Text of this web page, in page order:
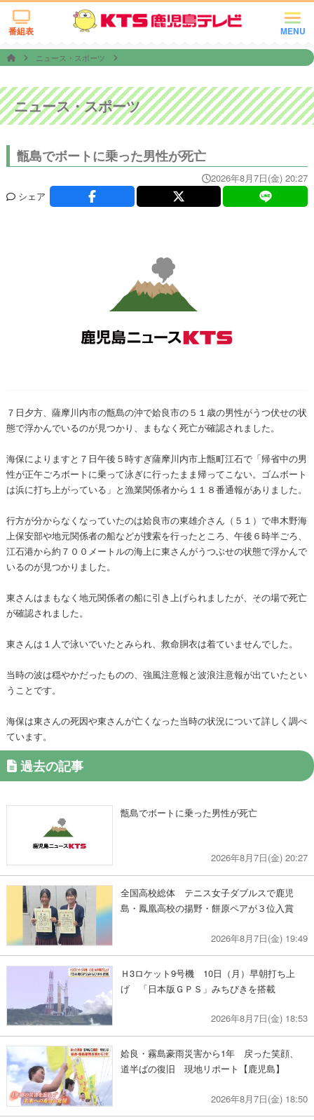
MENU
番組表
ニュース・スポーツ
ニュース・スポーツ
甑島でボートに乗った男性が死亡
2026年8月7日(金) 20:27
シェア
７日夕方、薩摩川内市の甑島の沖で姶良市の５１歳の男性がうつ伏せの状
態で浮かんでいるのが見つかり、まもなく死亡が確認されました。
海保によりますと７日午後５時すぎ薩摩川内市上甑町江石で「帰省中の男
性が正午ごろボートに乗って泳ぎに行ったまま帰ってこない。ゴムボート
は浜に打ち上がっている」と漁業関係者から１１８番通報がありました。
行方が分からなくなっていたのは姶良市の東雄介さん（５１）で串木野海
上保安部や地元関係者の船などが捜索を行ったところ、午後６時半ごろ、
江石港から約７００メートルの海上に東さんがうつぶせの状態で浮かんで
いるのが見つかりました。
東さんはまもなく地元関係者の船に引き上げられましたが、その場で死亡
が確認されました。
東さんは１人で泳いでいたとみられ、救命胴衣は着ていませんでした。
当時の波は穏やかだったものの、強風注意報と波浪注意報が出ていたとい
うことです。
海保は東さんの死因や東さんが亡くなった当時の状況について詳しく調べ
ています。
過去の記事
甑島でボートに乗った男性が死亡
2026年8月7日(金) 20:27
全国高校総体 テニス女子ダブルスで鹿児
島・鳳凰高校の揚野・餅原ペアが３位入賞
2026年8月7日(金) 19:49
Ｈ3ロケット9号機 10日（月）早朝打ち上
げ 「日本版ＧＰＳ」みちびきを搭載
2026年8月7日(金) 18:53
姶良・霧島豪雨災害から1年 戻った笑顔、
道半ばの復旧 現地リポート【鹿児島】
2026年8月7日(金) 18:50